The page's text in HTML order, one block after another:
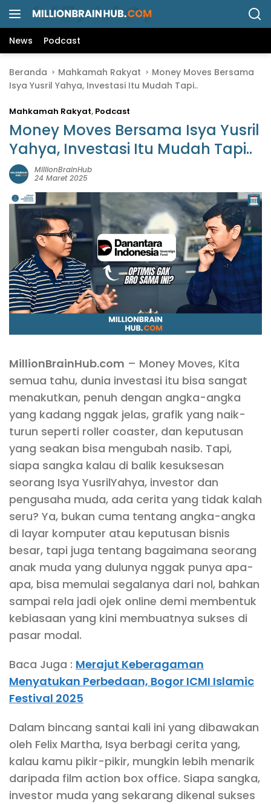
News Podcast
Beranda Mahkamah Rakyat
Money Moves Bersama
Isya Yusril Yahya, Investasi Itu Mudah Tapi..
Mahkamah Rakyat, Podcast
Money Moves Bersama Isya Yusril
Yahya, Investasi Itu Mudah Tapi..
MillionBrainHub
24 Maret 2025
MillionBrainHub.com – Money Moves, Kita
semua tahu, dunia investasi itu bisa sangat
menakutkan, penuh dengan angka-angka
yang kadang nggak jelas, grafik yang naik-
turun seperti roller coaster, dan keputusan
yang seakan bisa mengubah nasib. Tapi,
siapa sangka kalau di balik kesuksesan
seorang Isya YusrilYahya, investor dan
pengusaha muda, ada cerita yang tidak kalah
seru? Ya, bukan cuma tentang angka-angka
di layar komputer atau keputusan bisnis
besar, tapi juga tentang bagaimana seorang
anak muda yang dulunya nggak punya apa-
apa, bisa memulai segalanya dari nol, bahkan
sampai rela jadi ojek online demi membentuk
kebiasaan yang kini membuatnya sukses di
pasar modal.
Baca Juga : Merajut Keberagaman
Menyatukan Perbedaan, Bogor ICMI Islamic
Festival 2025
Dalam bincang santai kali ini yang dibawakan
oleh Felix Martha, Isya berbagi cerita yang,
kalau kamu pikir-pikir, mungkin lebih menarik
daripada film action box office. Siapa sangka,
investor muda yang sekarang dikenal sukses